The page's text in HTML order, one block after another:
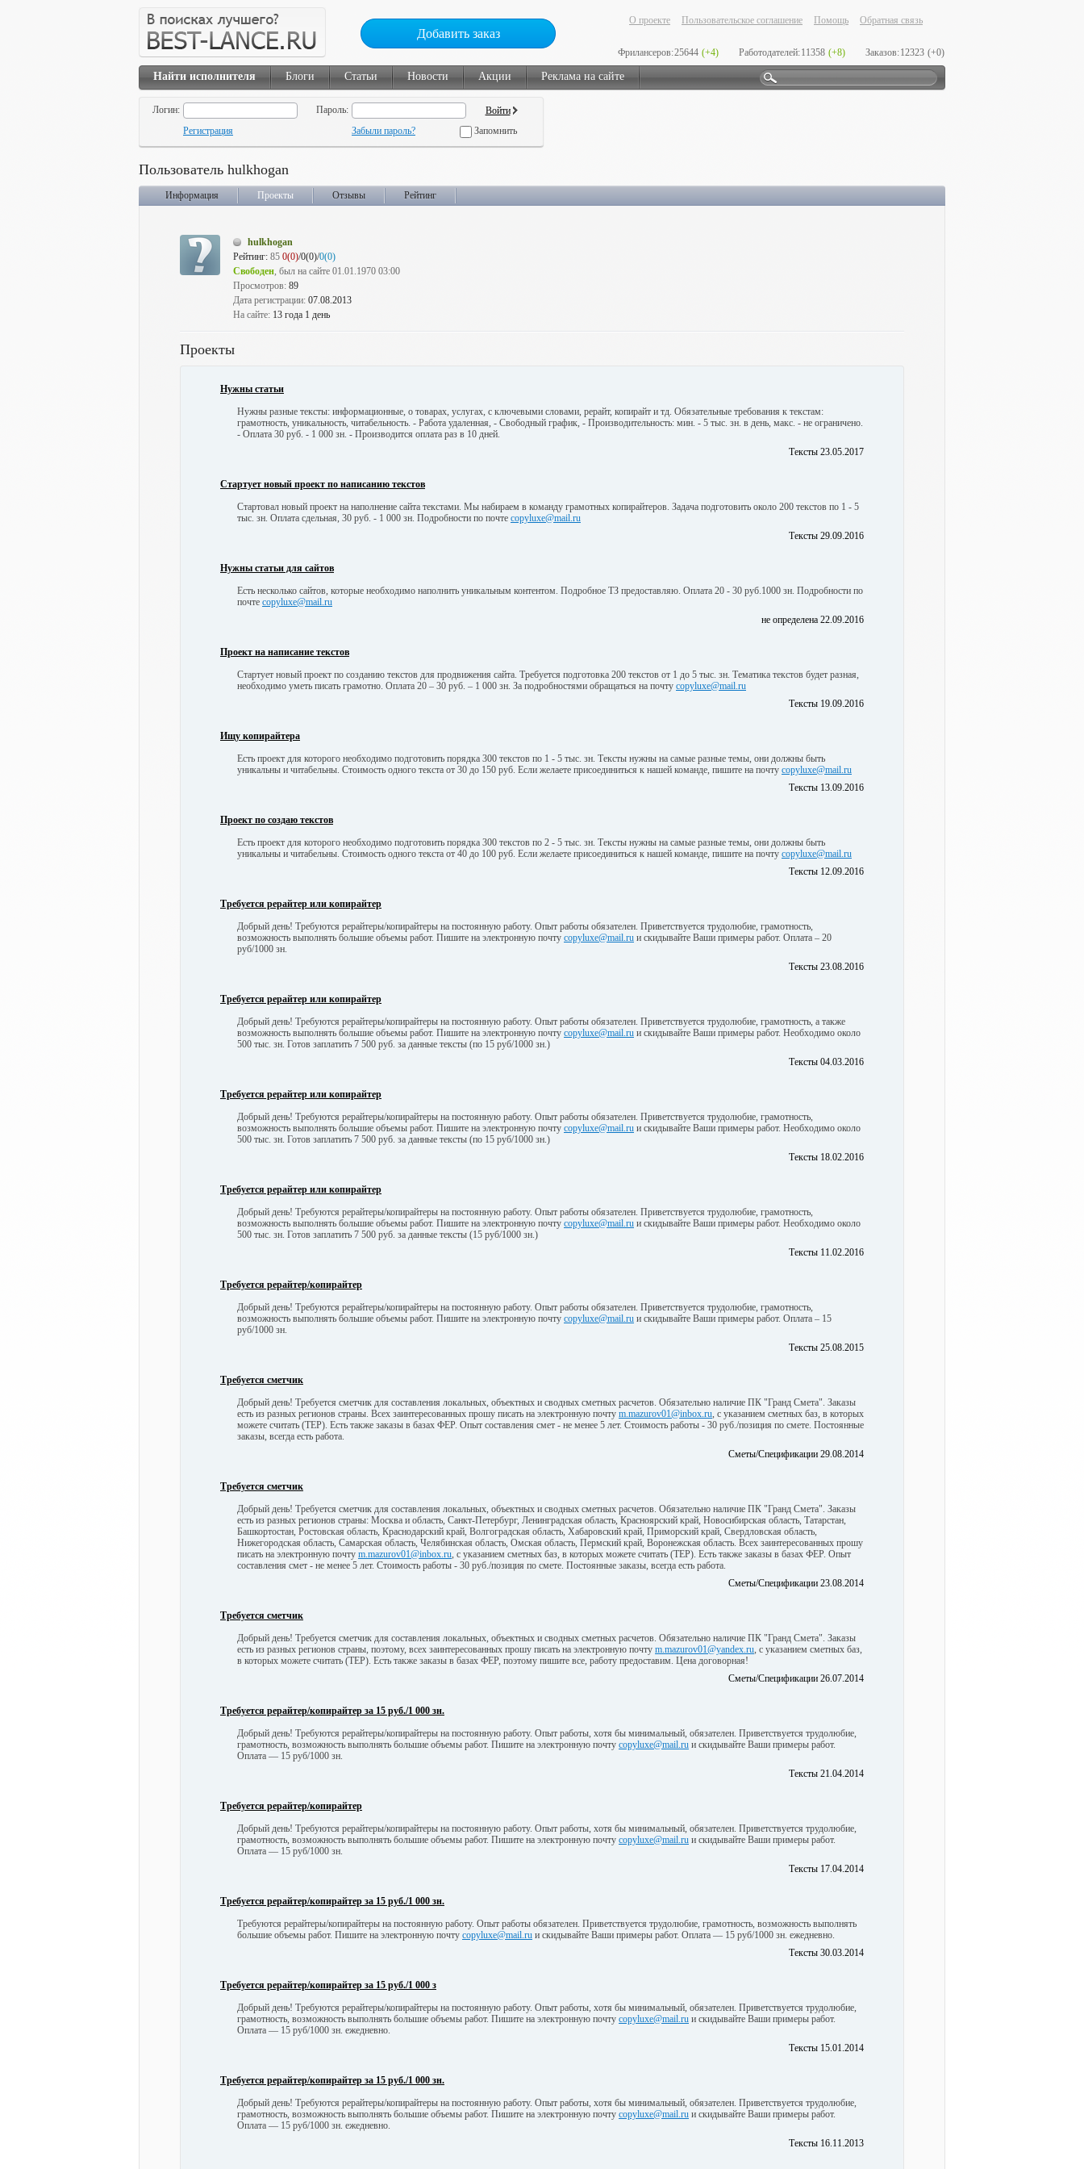
Добавить заказ
О проекте Пользовательское соглашение Помощь Обратная связь
Фрилансеров:25644 (+4) Работодателей:11358 (+8) Заказов:12323 (+0)
Найти исполнителя Блоги Статьи Новости Акции Реклама на сайте
Логин:
Пароль:
Регистрация
Забыли пароль? Запомнить
Пользователь hulkhogan
Информация Проекты Отзывы Рейтинг
hulkhogan
Рейтинг: 85 0(0)/0(0)/0(0)
Свободен, был на сайте 01.01.1970 03:00
Просмотров: 89
Дата регистрации: 07.08.2013
На сайте: 13 года 1 день
Проекты
Нужны статьи
Нужны разные тексты: информационные, о товарах, услугах, с ключевыми словами, рерайт, копирайт и тд. Обязательные требования к текстам:
грамотность, уникальность, читабельность. - Работа удаленная, - Свободный график, - Производительность: мин. - 5 тыс. зн. в день, макс. - не ограничено.
- Оплата 30 руб. - 1 000 зн. - Производится оплата раз в 10 дней.
Тексты 23.05.2017
Стартует новый проект по написанию текстов
Стартовал новый проект на наполнение сайта текстами. Мы набираем в команду грамотных копирайтеров. Задача подготовить около 200 текстов по 1 - 5
тыс. зн. Оплата сдельная, 30 руб. - 1 000 зн. Подробности по почте copyluxe@mail.ru
Тексты 29.09.2016
Нужны статьи для сайтов
Есть несколько сайтов, которые необходимо наполнить уникальным контентом. Подробное ТЗ предоставляю. Оплата 20 - 30 руб.1000 зн. Подробности по
почте copyluxe@mail.ru
не определена 22.09.2016
Проект на написание текстов
Стартует новый проект по созданию текстов для продвижения сайта. Требуется подготовка 200 текстов от 1 до 5 тыс. зн. Тематика текстов будет разная,
необходимо уметь писать грамотно. Оплата 20 – 30 руб. – 1 000 зн. За подробностями обращаться на почту copyluxe@mail.ru
Тексты 19.09.2016
Ищу копирайтера
Есть проект для которого необходимо подготовить порядка 300 текстов по 1 - 5 тыс. зн. Тексты нужны на самые разные темы, они должны быть
уникальны и читабельны. Стоимость одного текста от 30 до 150 руб. Если желаете присоединиться к нашей команде, пишите на почту copyluxe@mail.ru
Тексты 13.09.2016
Проект по создаю текстов
Есть проект для которого необходимо подготовить порядка 300 текстов по 2 - 5 тыс. зн. Тексты нужны на самые разные темы, они должны быть
уникальны и читабельны. Стоимость одного текста от 40 до 100 руб. Если желаете присоединиться к нашей команде, пишите на почту copyluxe@mail.ru
Тексты 12.09.2016
Требуется рерайтер или копирайтер
Добрый день! Требуются рерайтеры/копирайтеры на постоянную работу. Опыт работы обязателен. Приветствуется трудолюбие, грамотность,
возможность выполнять большие объемы работ. Пишите на электронную почту copyluxe@mail.ru и скидывайте Ваши примеры работ. Оплата – 20
руб/1000 зн.
Тексты 23.08.2016
Требуется рерайтер или копирайтер
Добрый день! Требуются рерайтеры/копирайтеры на постоянную работу. Опыт работы обязателен. Приветствуется трудолюбие, грамотность, а также
возможность выполнять большие объемы работ. Пишите на электронную почту copyluxe@mail.ru и скидывайте Ваши примеры работ. Необходимо около
500 тыс. зн. Готов заплатить 7 500 руб. за данные тексты (по 15 руб/1000 зн.)
Тексты 04.03.2016
Требуется рерайтер или копирайтер
Добрый день! Требуются рерайтеры/копирайтеры на постоянную работу. Опыт работы обязателен. Приветствуется трудолюбие, грамотность,
возможность выполнять большие объемы работ. Пишите на электронную почту copyluxe@mail.ru и скидывайте Ваши примеры работ. Необходимо около
500 тыс. зн. Готов заплатить 7 500 руб. за данные тексты (по 15 руб/1000 зн.)
Тексты 18.02.2016
Требуется рерайтер или копирайтер
Добрый день! Требуются рерайтеры/копирайтеры на постоянную работу. Опыт работы обязателен. Приветствуется трудолюбие, грамотность,
возможность выполнять большие объемы работ. Пишите на электронную почту copyluxe@mail.ru и скидывайте Ваши примеры работ. Необходимо около
500 тыс. зн. Готов заплатить 7 500 руб. за данные тексты (15 руб/1000 зн.)
Тексты 11.02.2016
Требуется рерайтер/копирайтер
Добрый день! Требуются рерайтеры/копирайтеры на постоянную работу. Опыт работы обязателен. Приветствуется трудолюбие, грамотность,
возможность выполнять большие объемы работ. Пишите на электронную почту copyluxe@mail.ru и скидывайте Ваши примеры работ. Оплата – 15
руб/1000 зн.
Тексты 25.08.2015
Требуется сметчик
Добрый день! Требуется сметчик для составления локальных, объектных и сводных сметных расчетов. Обязательно наличие ПК "Гранд Смета". Заказы
есть из разных регионов страны. Всех заинтересованных прошу писать на электронную почту m.mazurov01@inbox.ru, с указанием сметных баз, в которых
можете считать (ТЕР). Есть также заказы в базах ФЕР. Опыт составления смет - не менее 5 лет. Стоимость работы - 30 руб./позиция по смете. Постоянные
заказы, всегда есть работа.
Сметы/Спецификации 29.08.2014
Требуется сметчик
Добрый день! Требуется сметчик для составления локальных, объектных и сводных сметных расчетов. Обязательно наличие ПК "Гранд Смета". Заказы
есть из разных регионов страны: Москва и область, Санкт-Петербург, Ленинградская область, Красноярский край, Новосибирская область, Татарстан,
Башкортостан, Ростовская область, Краснодарский край, Волгоградская область, Хабаровский край, Приморский край, Свердловская область,
Нижегородская область, Самарская область, Челябинская область, Омская область, Пермский край, Воронежская область. Всех заинтересованных прошу
писать на электронную почту m.mazurov01@inbox.ru, с указанием сметных баз, в которых можете считать (ТЕР). Есть также заказы в базах ФЕР. Опыт
составления смет - не менее 5 лет. Стоимость работы - 30 руб./позиция по смете. Постоянные заказы, всегда есть работа.
Сметы/Спецификации 23.08.2014
Требуется сметчик
Добрый день! Требуется сметчик для составления локальных, объектных и сводных сметных расчетов. Обязательно наличие ПК "Гранд Смета". Заказы
есть из разных регионов страны, поэтому, всех заинтересованных прошу писать на электронную почту m.mazurov01@yandex.ru, с указанием сметных баз,
в которых можете считать (ТЕР). Есть также заказы в базах ФЕР, поэтому пишите все, работу предоставим. Цена договорная!
Сметы/Спецификации 26.07.2014
Требуется рерайтер/копирайтер за 15 руб./1 000 зн.
Добрый день! Требуются рерайтеры/копирайтеры на постоянную работу. Опыт работы, хотя бы минимальный, обязателен. Приветствуется трудолюбие,
грамотность, возможность выполнять большие объемы работ. Пишите на электронную почту copyluxe@mail.ru и скидывайте Ваши примеры работ.
Оплата — 15 руб/1000 зн.
Тексты 21.04.2014
Требуется рерайтер/копирайтер
Добрый день! Требуются рерайтеры/копирайтеры на постоянную работу. Опыт работы, хотя бы минимальный, обязателен. Приветствуется трудолюбие,
грамотность, возможность выполнять большие объемы работ. Пишите на электронную почту copyluxe@mail.ru и скидывайте Ваши примеры работ.
Оплата — 15 руб/1000 зн.
Тексты 17.04.2014
Требуется рерайтер/копирайтер за 15 руб./1 000 зн.
Требуются рерайтеры/копирайтеры на постоянную работу. Опыт работы обязателен. Приветствуется трудолюбие, грамотность, возможность выполнять
большие объемы работ. Пишите на электронную почту copyluxe@mail.ru и скидывайте Ваши примеры работ. Оплата — 15 руб/1000 зн. ежедневно.
Тексты 30.03.2014
Требуется рерайтер/копирайтер за 15 руб./1 000 з
Добрый день! Требуются рерайтеры/копирайтеры на постоянную работу. Опыт работы, хотя бы минимальный, обязателен. Приветствуется трудолюбие,
грамотность, возможность выполнять большие объемы работ. Пишите на электронную почту copyluxe@mail.ru и скидывайте Ваши примеры работ.
Оплата — 15 руб/1000 зн. ежедневно.
Тексты 15.01.2014
Требуется рерайтер/копирайтер за 15 руб./1 000 зн.
Добрый день! Требуются рерайтеры/копирайтеры на постоянную работу. Опыт работы, хотя бы минимальный, обязателен. Приветствуется трудолюбие,
грамотность, возможность выполнять большие объемы работ. Пишите на электронную почту copyluxe@mail.ru и скидывайте Ваши примеры работ.
Оплата — 15 руб/1000 зн. ежедневно.
Тексты 16.11.2013